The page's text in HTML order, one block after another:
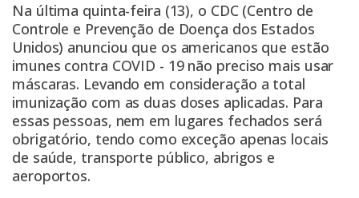
Na última quinta-feira (13), o CDC (Centro de
Controle e Prevenção de Doença dos Estados
Unidos) anunciou que os americanos que estão
imunes contra COVID - 19 não preciso mais usar
máscaras. Levando em consideração a total
imunização com as duas doses aplicadas. Para
essas pessoas, nem em lugares fechados será
obrigatório, tendo como exceção apenas locais
de saúde, transporte público, abrigos e
aeroportos.